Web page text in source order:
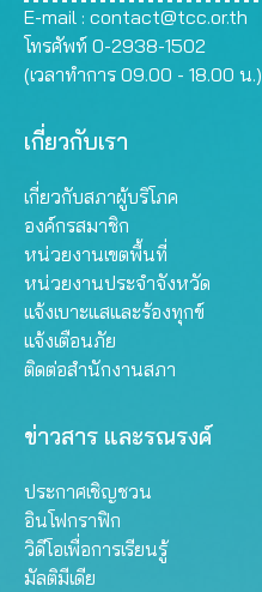
E-mail : contact@tcc.or.th
โทรศัพท์ 0-2938-1502
(เวลาทำการ 09.00 - 18.00 น.)
เกี่ยวกับเรา
เกี่ยวกับสภาผู้บริโภค
องค์กรสมาชิก
หน่วยงานเขตพื้นที่
หน่วยงานประจำจังหวัด
แจ้งเบาะแสและร้องทุกข์
แจ้งเตือนภัย
ติดต่อสำนักงานสภา
ข่าวสาร และรณรงค์
ประกาศเชิญชวน
อินโฟกราฟิก
วิดีโอเพื่อการเรียนรู้
มัลติมีเดีย